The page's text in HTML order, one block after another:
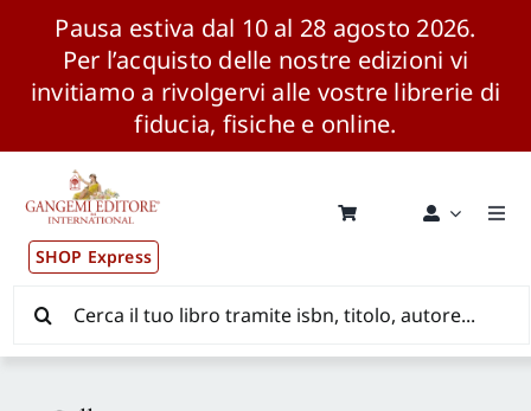
Pausa estiva dal 10 al 28 agosto 2026.
Per l’acquisto delle nostre edizioni vi
invitiamo a rivolgervi alle vostre librerie di
fiducia, fisiche e online.
contenuto
SHOP Express
Pubblicazioni
News ed Eventi
per: